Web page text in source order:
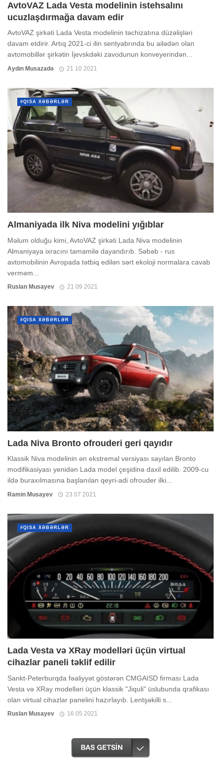
AvtoVAZ Lada Vesta modelinin istehsalını
ucuzlaşdırmağa davam edir
AvtoVAZ şirkəti Lada Vesta modelinin təchizatına düzəlişləri
davam etdirir. Artıq 2021-ci ilin sentyabrında bu ailədən olan
avtomobillər şirkətin İjevskdəki zavodunun konveyerindən...
Aydın Musazadə 21 10 2021
#QISA XƏBƏRLƏR
Almaniyada ilk Niva modelini yığıblar
Məlum olduğu kimi, AvtoVAZ şirkəti Lada Niva modelinin
Almaniyaya ixracını tamamilə dayandırıb. Səbəb - rus
avtomobilinin Avropada tətbiq edilən sərt ekoloji normalara cavab
verməm...
Ruslan Musayev 21 09 2021
#QISA XƏBƏRLƏR
Lada Niva Bronto ofrouderi geri qayıdır
Klassik Niva modelinin ən ekstremal versiyası sayılan Bronto
modifikasiyası yenidən Lada model çeşidinə daxil edilib. 2009-cu
ildə buraxılmasına başlanılan qeyri-adi ofrouder ilki...
Ramin Musayev 23 07 2021
#QISA XƏBƏRLƏR
Lada Vesta və XRay modelləri üçün virtual
cihazlar paneli təklif edilir
Sankt-Peterburqda fəaliyyət göstərən CMGAISD firması Lada
Vesta və XRay modelləri üçün klassik "Jiquli" üslubunda qrafikası
olan virtual cihazlar panelini hazırlayıb. Lentşəkilli s...
Ruslan Musayev 16 05 2021